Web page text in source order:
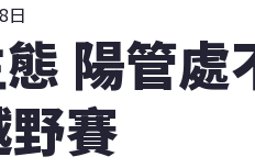
日
陽管處
賽